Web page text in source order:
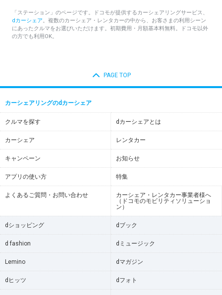
「ステーション」のページです。ドコモが提供するカーシェアリングサービス、
dカーシェア。複数のカーシェア・レンタカーの中から、お客さまの利用シーン
にあったクルマをお選びいただけます。初期費用・月額基本料無料。ドコモ以外
の方でも利用OK。
PAGE TOP
カーシェアリングのdカーシェア
クルマを探す dカーシェアとは
カーシェア レンタカー
キャンペーン お知らせ
アプリの使い方 特集
よくあるご質問・お問い合わせ
カーシェア・レンタカー事業者様へ
（ドコモのモビリティソリューショ
ン）
dショッピング dブック
d fashion dミュージック
Lemino dマガジン
dヒッツ dフォト